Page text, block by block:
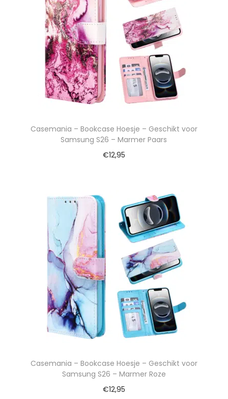
Casemania – Bookcase Hoesje – Geschikt voor
Samsung S26 – Marmer Paars
€12,95
Casemania – Bookcase Hoesje – Geschikt voor
Samsung S26 – Marmer Roze
€12,95